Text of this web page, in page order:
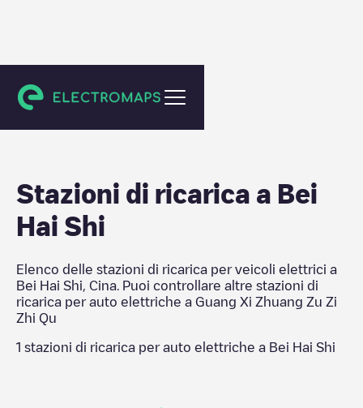
Guang Xi Zhuang Zu Zi Zhi Qu
Stazioni di ricarica a Bei
Hai Shi
Elenco delle stazioni di ricarica per veicoli elettrici a
Bei Hai Shi
Cina . Puoi controllare altre stazioni di
ricarica per auto elettriche a Guang Xi Zhuang Zu Zi
Zhi Qu
1 stazioni di ricarica per auto elettriche a Bei Hai Shi